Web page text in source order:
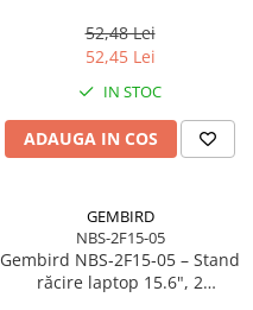
52,48 Lei
52,45 Lei
IN STOC
ADAUGA IN COS
GEMBIRD
NBS-2F15-05
Gembird NBS‑2F15‑05 – Stand
răcire laptop 15.6", 2